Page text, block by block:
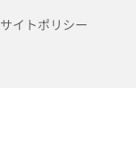
サイトポリシー